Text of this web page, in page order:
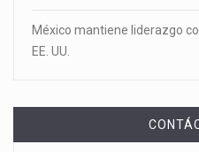
México mantiene liderazgo
EE. UU.